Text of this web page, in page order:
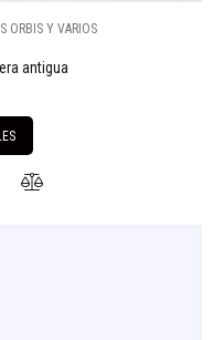
ORBIS Y VARIOS
antigua